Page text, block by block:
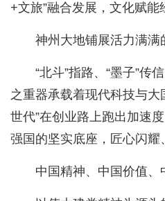
+文旅”融合发展，文化赋
神州大地铺展活力满
“北斗”指路、“墨子”传
之重器承载着现代科技与大
世代”在创业路上跑出加速
强国的坚实底座，匠心闪
中国精神、中国价值